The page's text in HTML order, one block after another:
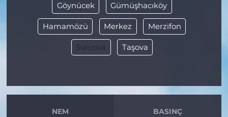
Göynücek Gümüşhacıköy
Hamamözü Merkez Merzifon
Suluova Taşova
NEM BASINÇ